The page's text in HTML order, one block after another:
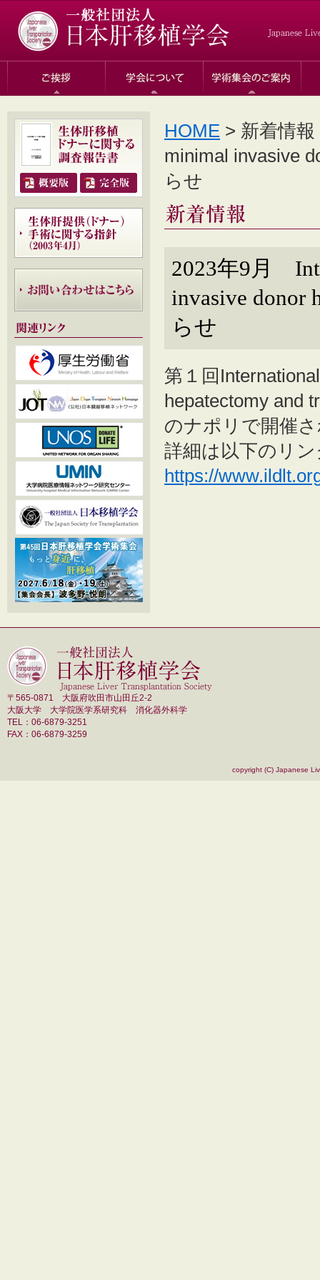
HOME > 新着情
minimal invasive
らせ
2023年9月
invasive donor
らせ
第１回
hepatectomy and
のナポリで開催
詳細は以下のリ
https://
〒565-0871 大阪府吹田市山田丘2-2
大阪大学 大学院医学系研究科 消化器外科学
TEL：06-6879-3251
FAX：06-6879-3259
copyright (C) Japanese